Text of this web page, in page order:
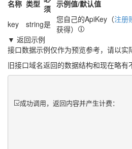
名称 类型 须 示例值/默认值
key
string是 您自己的ApiKey（注册
获得）
▼ 返回示例
接口数据示例仅作为预览参考，请以实
旧接口域名返回的数据结构和现在略有
成功调用，返回内容并产生计费：